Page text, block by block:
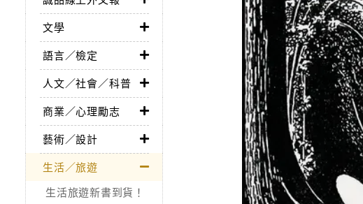
文學
語言／檢定
人文／社會／科普
商業／心理勵志
藝術／設計
生活／旅遊
生活旅遊新書到貨！